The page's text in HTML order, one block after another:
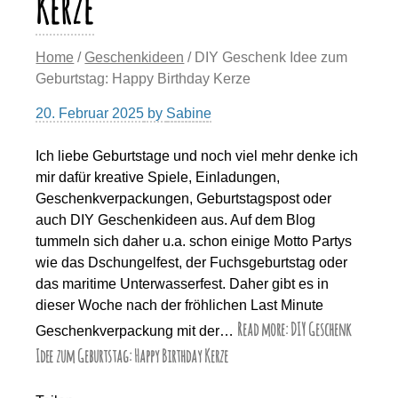
Home / Geschenkideen / DIY Geschenk Idee zum
Geburtstag: Happy Birthday Kerze
20. Februar 2025 by Sabine
Ich liebe Geburtstage und noch viel mehr denke ich
mir dafür kreative Spiele, Einladungen,
Geschenkverpackungen, Geburtstagspost oder
auch DIY Geschenkideen aus. Auf dem Blog
tummeln sich daher u.a. schon einige Motto Partys
wie das Dschungelfest, der Fuchsgeburtstag oder
das maritime Unterwasserfest. Daher gibt es in
dieser Woche nach der fröhlichen Last Minute
Geschenkverpackung mit der… Read more: DIY Geschenk
Idee zum Geburtstag: Happy Birthday Kerze